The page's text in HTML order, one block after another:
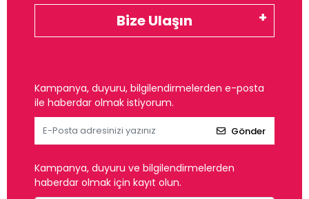
Bize Ulaşın
Kampanya, duyuru, bilgilendirmelerden e-posta
ile haberdar olmak istiyorum.
Gönder
Kampanya, duyuru ve bilgilendirmelerden
haberdar olmak için kayıt olun.